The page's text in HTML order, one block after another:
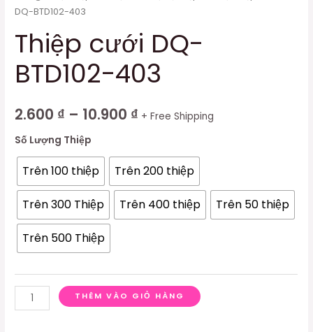
DQ-BTD102-403
Thiệp cưới DQ-
BTD102-403
2.600 ₫ – 10.900 ₫ + Free Shipping
Số Lượng Thiệp
Trên 100 thiệp Trên 200 thiệp
Trên 300 Thiệp Trên 400 thiệp Trên 50 thiệp
Trên 500 Thiệp
THÊM VÀO GIỎ HÀNG